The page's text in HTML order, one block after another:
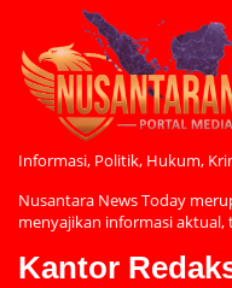
Informasi, Politik, Hukum,
Nusantara News Today
menyajikan informasi aktual,
Kantor